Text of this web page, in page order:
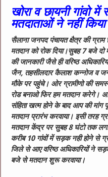
खोरा व छायनी गांवो
मतदाताओं ने नहीं
सैलाना जनपद पंचायत क्षैत्र की
मतदान को रोक दिया।सुबह 7 बजे दो
की जानकारी जैसे ही वरिष्ठ
जैन, तहसीलदार कैलाश कन्नोज व
मौके पर पहुंचे। ओर ग्रामीणो की
रोड बनाओ फिर हम मतदान करेगे।
संहिता खत्म होने के बाद आप की
मतदान प्रारंभ करवाया। इसी तरह
मतदान केंद्र पर सुबह 8 घंटो तक
करीब 10 गांवों में सड़क नही होने से
जिले से आए वरिष्ठ अधिकारियों ने
बजे से मतदान शुरू करवाया।